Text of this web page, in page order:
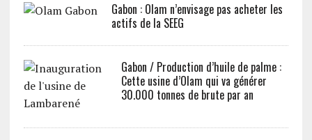
Gabon : Olam n’envisage pas acheter les
actifs de la SEEG
Gabon / Production d’huile de palme :
Cette usine d’Olam qui va générer
30.000 tonnes de brute par an